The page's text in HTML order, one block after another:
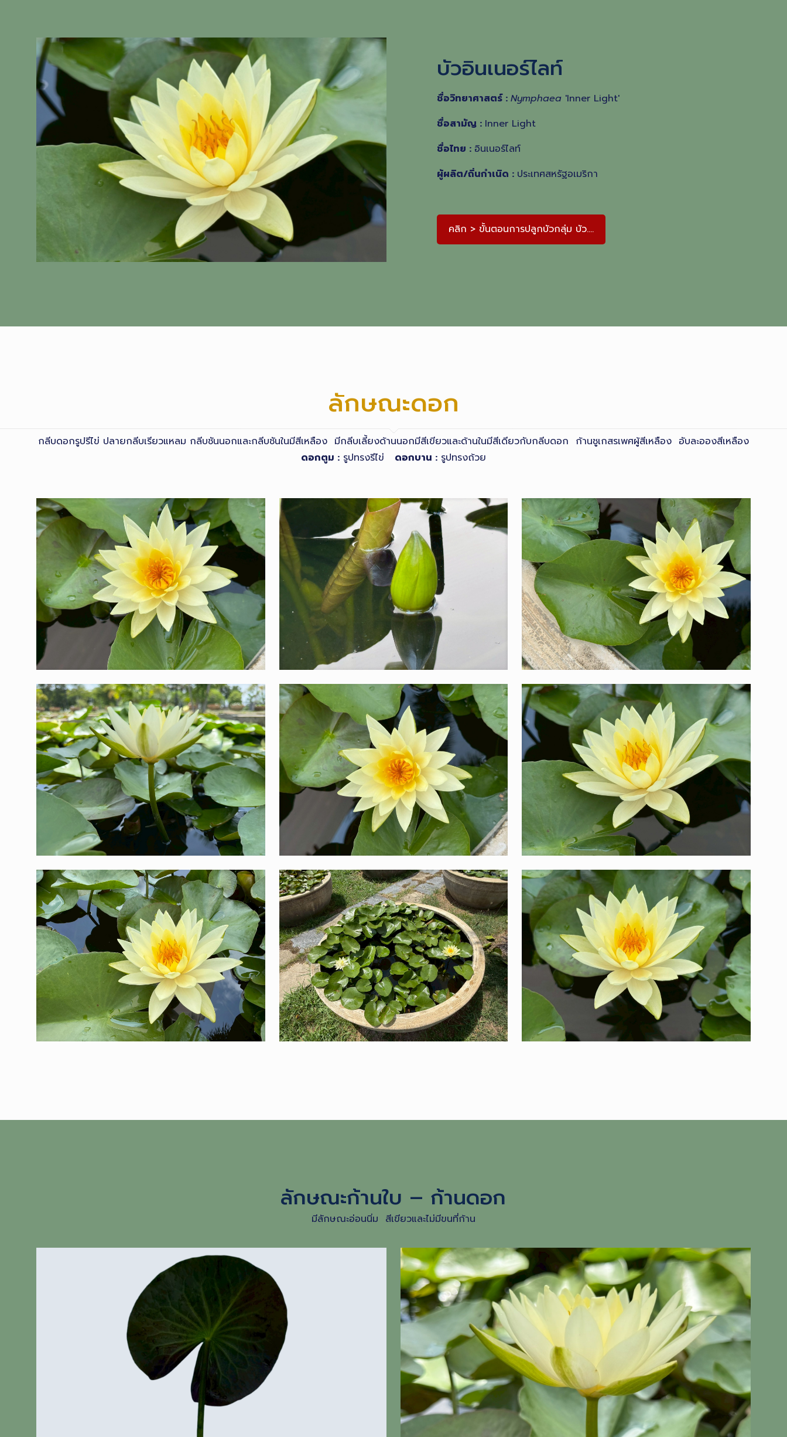
บัวอินเนอร์ไลท์
ชื่อวิทยาศาสตร์ :Nymphaea 'Inner Light'
ชื่อสามัญ : Inner Light
ชื่อไทย : อินเนอร์ไลท์
ผู้ผลิต/ถิ่นกําเนิด : ประเทศสหรัฐอเมริกา
คลิก > ขั้นตอนการปลูกบัวกลุ่ม บัว....
ลักษณะดอก
กลีบดอกรูปรีไข่ ปลายกลีบเรียวแหลม กลีบชันนอกและกลีบชันในมีสีเหลือง มีกลีบเลี้ยงด้านนอกมีสีเขียวและด้านในมีสีเดียวกับกลีบดอก ก้านชูเกสรเพศผู้สีเหลือง อับละอองสีเหลือง
ดอกตูม : รูปทรงรีไข่ ดอกบาน : รูปทรงถ้วย
ลักษณะก้านใบ – ก้านดอก
มีลักษณะอ่อนนิ่ม สีเขียวและไม่มีขนที่ก้าน